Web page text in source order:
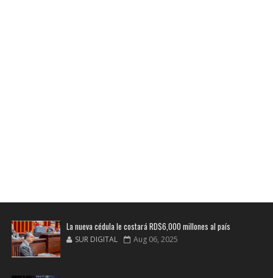
La nueva cédula le costará RD$6,000 millones al país
SUR DIGITAL Aug 06, 2025